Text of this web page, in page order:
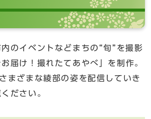
のイベントなどまちの“旬”を撮影
届け！撮れたてあやべ」を制作。
まざまな綾部の姿を配信していき
ださい。